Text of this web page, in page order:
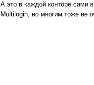
А это в каждой конторе сами
Multilogin, но многим тоже не